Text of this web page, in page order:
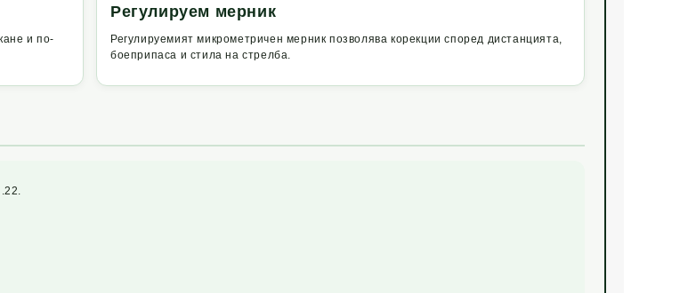
и по-
Регулируем мерник
Регулируемият микрометричен мерник позволява корекции според дистанцията,
боеприпаса и стила на стрелба.